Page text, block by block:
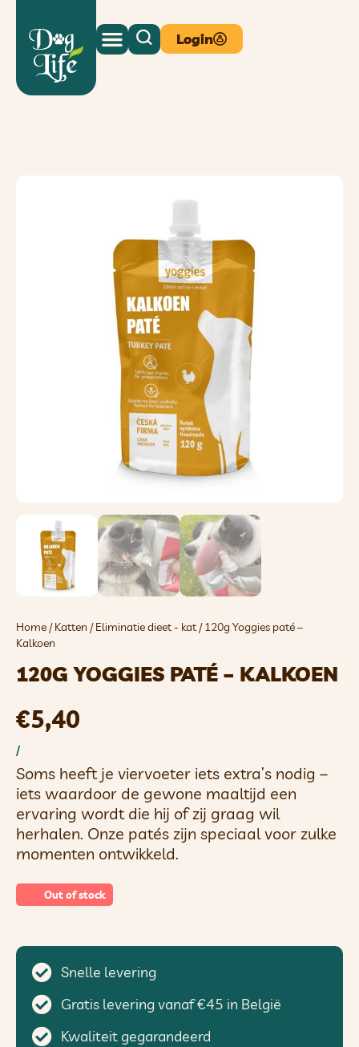
Login
Home /Katten /Eliminatie dieet - kat/ 120g Yoggies paté –
Kalkoen
120G YOGGIES PATÉ – KALKOEN
€5,40
/
Soms heeft je viervoeter iets extra’s nodig –
iets waardoor de gewone maaltijd een
ervaring wordt die hij of zij graag wil
herhalen. Onze patés zijn speciaal voor zulke
momenten ontwikkeld.
Out of stock
Snelle levering
Gratis levering vanaf €45 in België
Kwaliteit gegarandeerd